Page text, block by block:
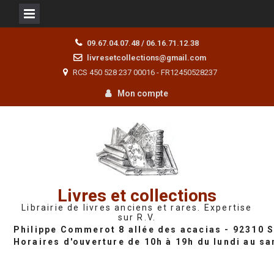
09.67.04.07.48 / 06.16.71.12.38
livresetcollections@gmail.com
RCS 450 528 237 00016 - FR12450528237
Mon compte
Livres et collections
Librairie de livres anciens et rares. Expertise
sur R.V.